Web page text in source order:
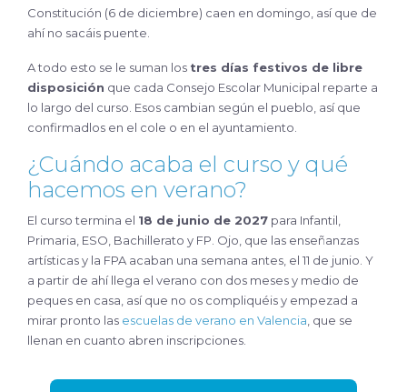
Constitución (6 de diciembre) caen en domingo, así que de
ahí no sacáis puente.
A todo esto se le suman los tres días festivos de libre
disposición que cada Consejo Escolar Municipal reparte a
lo largo del curso. Esos cambian según el pueblo, así que
confirmadlos en el cole o en el ayuntamiento.
¿Cuándo acaba el curso y qué
hacemos en verano?
El curso termina el 18 de junio de 2027 para Infantil,
Primaria, ESO, Bachillerato y FP. Ojo, que las enseñanzas
artísticas y la FPA acaban una semana antes, el 11 de junio. Y
a partir de ahí llega el verano con dos meses y medio de
peques en casa, así que no os compliquéis y empezad a
mirar pronto las escuelas de verano en Valencia, que se
llenan en cuanto abren inscripciones.